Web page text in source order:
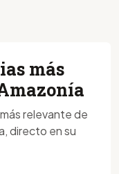
más
relevante de
directo en su